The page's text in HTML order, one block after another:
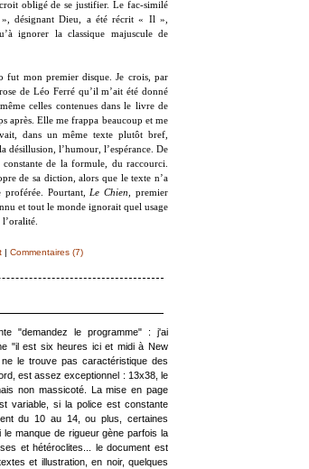
obligé de se justifier. Le fac-similé
désignant Dieu, a été récrit « Il »,
ignorer la classique majuscule de
fut mon premier disque. Je crois, par
de Léo Ferré qu’il m’ait été donné
celles contenues dans le livre de
après. Elle me frappa beaucoup et me
dans un même texte plutôt bref,
désillusion, l’humour, l’espérance. De
constante de la formule, du raccourci.
de sa diction, alors que le texte n’a
proférée. Pourtant,Le Chien, premier
et tout le monde ignorait quel usage
l’oralité.
| Commentaires (7)
"demandez le programme" : j'ai
"il est six heures ici et midi à New
le trouve pas caractéristique des
est assez exceptionnel : 13x38, le
non massicoté. La mise en page
variable, si la police est constante
du 10 au 14, ou plus, certaines
manque de rigueur gène parfois la
et hétéroclites... le document est
et illustration, en noir, quelques